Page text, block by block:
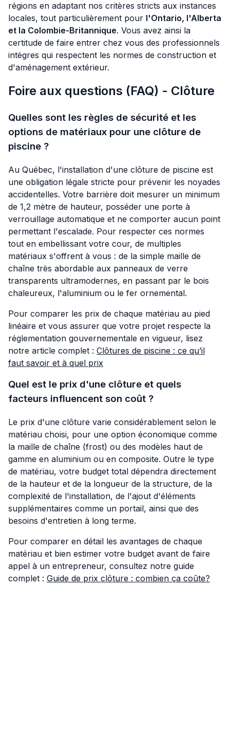
régions en adaptant nos critères stricts aux instances
locales, tout particulièrement pour l'Ontario, l'Alberta
et la Colombie-Britannique. Vous avez ainsi la
certitude de faire entrer chez vous des professionnels
intègres qui respectent les normes de construction et
d'aménagement extérieur.
Foire aux questions (FAQ) - Clôture
Quelles sont les règles de sécurité et les
options de matériaux pour une clôture de
piscine ?
Au Québec, l'installation d'une clôture de piscine est
une obligation légale stricte pour prévenir les noyades
accidentelles. Votre barrière doit mesurer un minimum
de 1,2 mètre de hauteur, posséder une porte à
verrouillage automatique et ne comporter aucun point
permettant l'escalade. Pour respecter ces normes
tout en embellissant votre cour, de multiples
matériaux s'offrent à vous : de la simple maille de
chaîne très abordable aux panneaux de verre
transparents ultramodernes, en passant par le bois
chaleureux, l'aluminium ou le fer ornemental.
Pour comparer les prix de chaque matériau au pied
linéaire et vous assurer que votre projet respecte la
réglementation gouvernementale en vigueur, lisez
notre article complet : Clôtures de piscine : ce qu’il
faut savoir et à quel prix
Quel est le prix d'une clôture et quels
facteurs influencent son coût ?
Le prix d'une clôture varie considérablement selon le
matériau choisi, pour une option économique comme
la maille de chaîne (frost) ou des modèles haut de
gamme en aluminium ou en composite. Outre le type
de matériau, votre budget total dépendra directement
de la hauteur et de la longueur de la structure, de la
complexité de l'installation, de l'ajout d'éléments
supplémentaires comme un portail, ainsi que des
besoins d'entretien à long terme.
Pour comparer en détail les avantages de chaque
matériau et bien estimer votre budget avant de faire
appel à un entrepreneur, consultez notre guide
complet : Guide de prix clôture : combien ça coûte?